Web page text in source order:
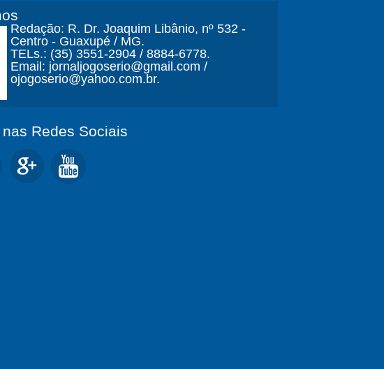
Redação: R. Dr. Joaquim Libânio, nº 532 -
Centro - Guaxupé / MG.
TELs.: (35) 3551-2904 / 8884-6778.
Email: jornaljogoserio@gmail.com /
ojogoserio@yahoo.com.br.
Redes Sociais